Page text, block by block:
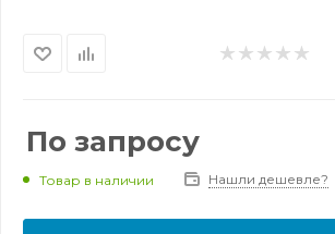
По запросу
Товар в наличии Нашли дешевле?